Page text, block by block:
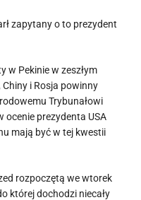
zapytany o to prezydent
w Pekinie w zeszłym
Chiny i Rosja powinny
Trybunałowi
ocenie prezydenta USA
mają być w tej kwestii
rozpoczętą we wtorek
której dochodzi niecały